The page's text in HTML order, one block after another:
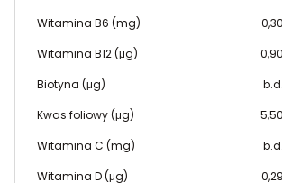
Witamina B6 (mg)
0,30
Witamina B12 (μg)
0,90
Biotyna (μg)
b.d.
Kwas foliowy (μg)
5,50
Witamina C (mg)
b.d.
Witamina D (μg)
0,29